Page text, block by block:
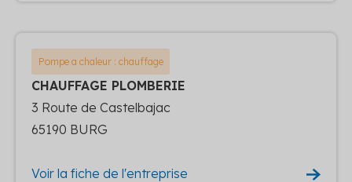
Pompe a chaleur : chauffage
CHAUFFAGE PLOMBERIE
3 Route de Castelbajac
65190 BURG
Voir la fiche de l'entreprise